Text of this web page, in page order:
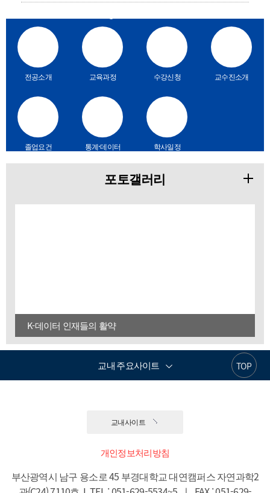
전공소개 교육과정 수강신청 교수진소개
졸업요건
통계·데이터
학사일정
포토갤러리
K-데이터 인재들의 활약
TOP
교내 주요사이트
교내사이트
개인정보처리방침
부산광역시 남구 용소로 45 부경대학교 대연캠퍼스 자연과학2